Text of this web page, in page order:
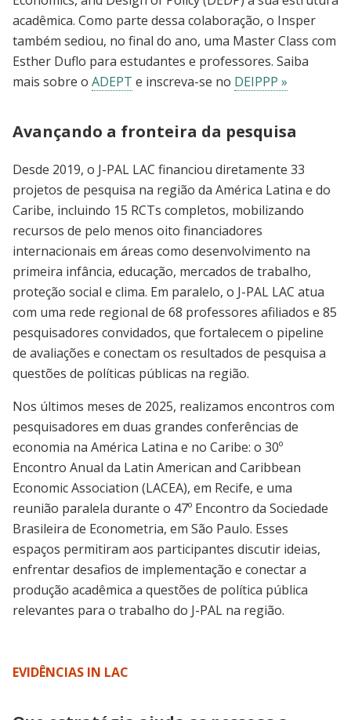
acadêmica. Como parte dessa colaboração, o Insper
também sediou, no final do ano, uma Master Class com
Esther Duflo para estudantes e professores. Saiba
mais sobre o ADEPT e inscreva-se no DEIPPP »
Avançando a fronteira da pesquisa
Desde 2019, o J-PAL LAC financiou diretamente 33
projetos de pesquisa na região da América Latina e do
Caribe, incluindo 15 RCTs completos, mobilizando
recursos de pelo menos oito financiadores
internacionais em áreas como desenvolvimento na
primeira infância, educação, mercados de trabalho,
proteção social e clima. Em paralelo, o J-PAL LAC atua
com uma rede regional de 68 professores afiliados e 85
pesquisadores convidados, que fortalecem o pipeline
de avaliações e conectam os resultados de pesquisa a
questões de políticas públicas na região.
Nos últimos meses de 2025, realizamos encontros com
pesquisadores em duas grandes conferências de
economia na América Latina e no Caribe: o 30º
Encontro Anual da Latin American and Caribbean
Economic Association (LACEA), em Recife, e uma
reunião paralela durante o 47º Encontro da Sociedade
Brasileira de Econometria, em São Paulo. Esses
espaços permitiram aos participantes discutir ideias,
enfrentar desafios de implementação e conectar a
produção acadêmica a questões de política pública
relevantes para o trabalho do J-PAL na região.
EVIDÊNCIAS IN LAC